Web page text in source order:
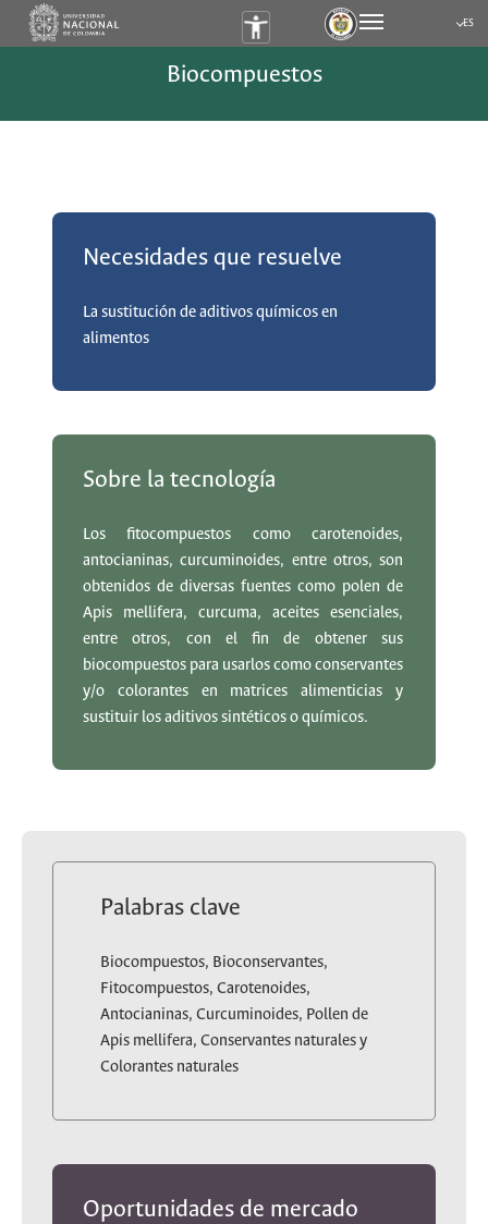
ES
Biocompuestos
Necesidades que resuelve
La sustitución de aditivos químicos en
alimentos
Sobre la tecnología
Los fitocompuestos como carotenoides,
antocianinas, curcuminoides, entre otros, son
obtenidos de diversas fuentes como polen de
Apis mellifera, curcuma, aceites esenciales,
entre otros, con el fin de obtener sus
biocompuestos para usarlos como conservantes
y/o colorantes en matrices alimenticias y
sustituir los aditivos sintéticos o químicos.
Palabras clave
Biocompuestos, Bioconservantes,
Fitocompuestos, Carotenoides,
Antocianinas, Curcuminoides, Pollen de
Apis mellifera, Conservantes naturales y
Colorantes naturales
Oportunidades de mercado